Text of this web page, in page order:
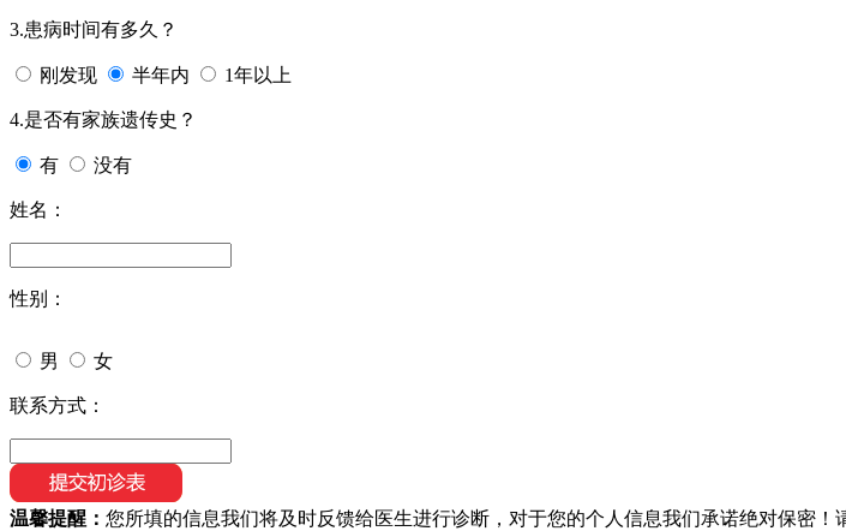
3.患病时间有多久？
刚发现 半年内 1年以上
4.是否有家族遗传史？
有 没有
姓名：
性别：
男 女
联系方式：
温馨提醒： 您所填的信息我们将及时反馈给医生进行诊断，对于您的个人信息我们承诺绝对保密！